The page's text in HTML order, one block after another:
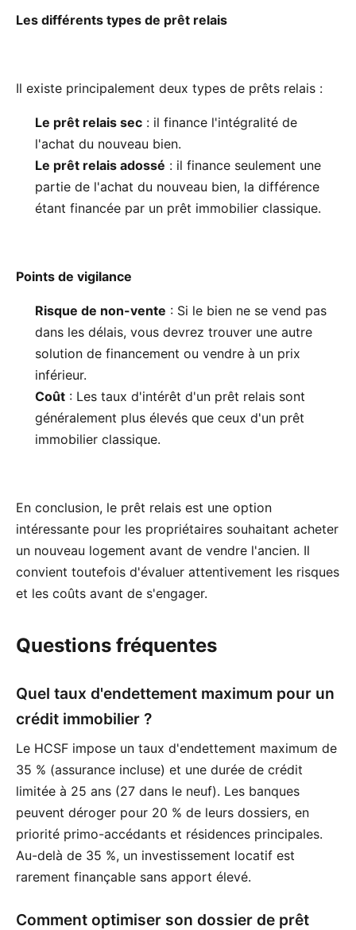
Les différents types de prêt relais
Il existe principalement deux types de prêts relais :
Le prêt relais sec : il finance l'intégralité de
l'achat du nouveau bien.
Le prêt relais adossé : il finance seulement une
partie de l'achat du nouveau bien, la différence
étant financée par un prêt immobilier classique.
Points de vigilance
Risque de non-vente : Si le bien ne se vend pas
dans les délais, vous devrez trouver une autre
solution de financement ou vendre à un prix
inférieur.
Coût : Les taux d'intérêt d'un prêt relais sont
généralement plus élevés que ceux d'un prêt
immobilier classique.
En conclusion, le prêt relais est une option
intéressante pour les propriétaires souhaitant acheter
un nouveau logement avant de vendre l'ancien. Il
convient toutefois d'évaluer attentivement les risques
et les coûts avant de s'engager.
Questions fréquentes
Quel taux d'endettement maximum pour un
crédit immobilier ?
Le HCSF impose un taux d'endettement maximum de
35 % (assurance incluse) et une durée de crédit
limitée à 25 ans (27 dans le neuf). Les banques
peuvent déroger pour 20 % de leurs dossiers, en
priorité primo-accédants et résidences principales.
Au-delà de 35 %, un investissement locatif est
rarement finançable sans apport élevé.
Comment optimiser son dossier de prêt